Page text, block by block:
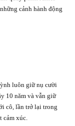
cảnh hành động
luôn giữ nụ cười
10 năm và vẫn giữ
cô, lần trở lại trong
cảm xúc.